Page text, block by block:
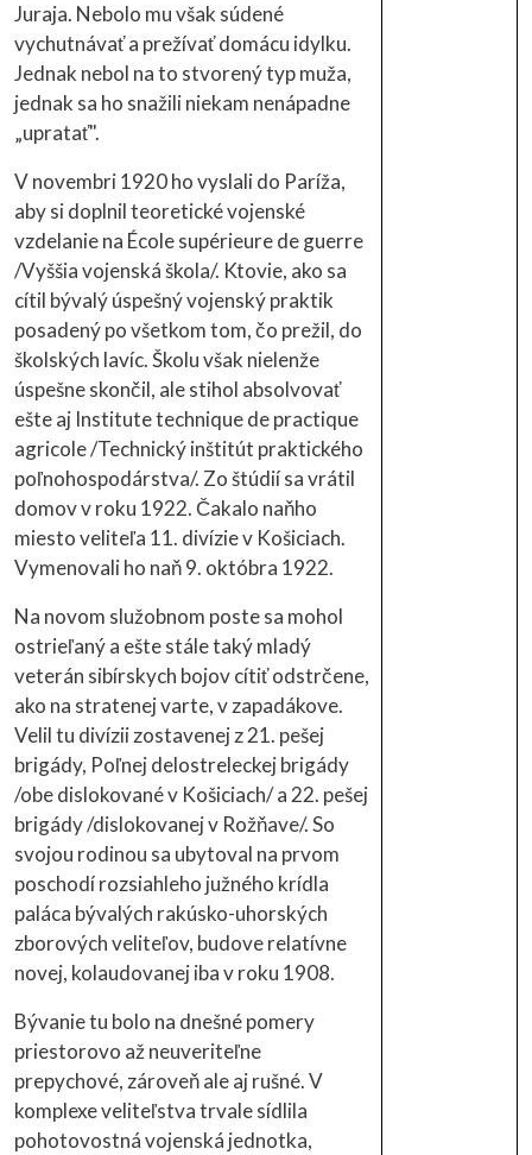
Juraja. Nebolo mu však súdené
vychutnávať a prežívať domácu idylku.
Jednak nebol na to stvorený typ muža,
jednak sa ho snažili niekam nenápadne
„upratať".
V novembri 1920 ho vyslali do Paríža,
aby si doplnil teoretické vojenské
vzdelanie na École supérieure de guerre
/Vyššia vojenská škola/. Ktovie, ako sa
cítil bývalý úspešný vojenský praktik
posadený po všetkom tom, čo prežil, do
školských lavíc. Školu však nielenže
úspešne skončil, ale stihol absolvovať
ešte aj Institute technique de practique
agricole /Technický inštitút praktického
poľnohospodárstva/. Zo štúdií sa vrátil
domov v roku 1922. Čakalo naňho
miesto veliteľa 11. divízie v Košiciach.
Vymenovali ho naň 9. októbra 1922.
Na novom služobnom poste sa mohol
ostrieľaný a ešte stále taký mladý
veterán sibírskych bojov cítiť odstrčene,
ako na stratenej varte, v zapadákove.
Velil tu divízii zostavenej z 21. pešej
brigády, Poľnej delostreleckej brigády
/obe dislokované v Košiciach/ a 22. pešej
brigády /dislokovanej v Rožňave/. So
svojou rodinou sa ubytoval na prvom
poschodí rozsiahleho južného krídla
paláca bývalých rakúsko-uhorských
zborových veliteľov, budove relatívne
novej, kolaudovanej iba v roku 1908.
Bývanie tu bolo na dnešné pomery
priestorovo až neuveriteľne
prepychové, zároveň ale aj rušné. V
komplexe veliteľstva trvale sídlila
pohotovostná vojenská jednotka,